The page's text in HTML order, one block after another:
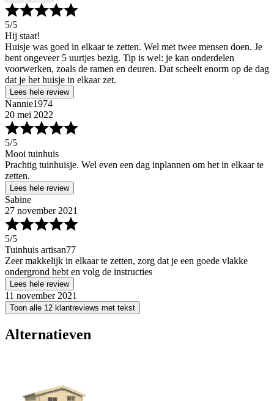
5/5
Hij staat!
Huisje was goed in elkaar te zetten. Wel met twee mensen doen. Je
bent ongeveer 5 uurtjes bezig. Tip is wel: je kan onderdelen
voorwerken, zoals de ramen en deuren. Dat scheelt enorm op de dag
dat je het huisje in elkaar zet.
Lees hele review
Nannie1974
20 mei 2022
5/5
Mooi tuinhuis
Prachtig tuinhuisje. Wel even een dag inplannen om het in elkaar te
zetten.
Lees hele review
Sabine
27 november 2021
5/5
Tuinhuis artisan77
Zeer makkelijk in elkaar te zetten, zorg dat je een goede vlakke
ondergrond hebt en volg de instructies
Lees hele review
11 november 2021
Toon alle 12 klantreviews met tekst
Alternatieven